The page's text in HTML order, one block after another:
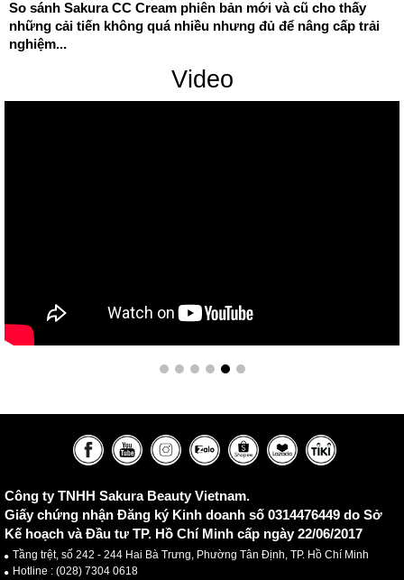
So sánh Sakura CC Cream phiên bản mới và cũ cho thấy
những cải tiến không quá nhiều nhưng đủ để nâng cấp trải
nghiệm...
Video
Công ty TNHH Sakura Beauty Vietnam.
Giấy chứng nhận Đăng ký Kinh doanh số 0314476449 do Sở
Kế hoạch và Đầu tư TP. Hồ Chí Minh cấp ngày 22/06/2017
Tầng trệt, số 242 - 244 Hai Bà Trưng, Phường Tân Định, TP. Hồ Chí Minh
Hotline : (028) 7304 0618